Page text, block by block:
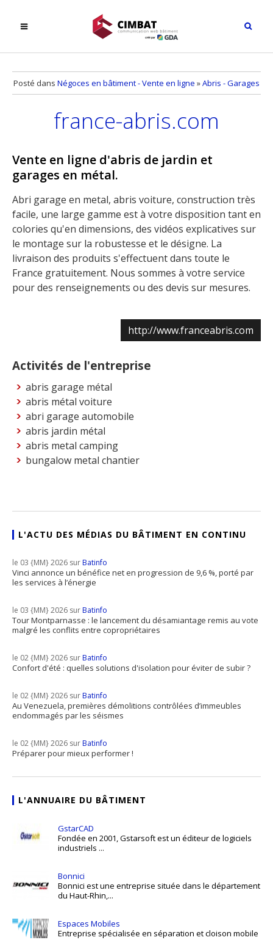
Posté dans Négoces en bâtiment - Vente en ligne »Abris - Garages
france-abris.com
Vente en ligne d'abris de jardin et
garages en métal.
Abri garage en metal, abris voiture, construction très
facile, une large gamme est à votre disposition tant en
colories qu'en dimensions, des vidéos explicatives sur
le montage sur la robustesse et le désigne. La
livraison des produits s'effectuent dans toute le
France gratuitement. Nous sommes à votre service
pour des renseignements ou des devis sur mesures.
http://www.franceabris.com
Activités de l'entreprise
abris garage métal
abris métal voiture
abri garage automobile
abris jardin métal
abris metal camping
bungalow metal chantier
L'ACTU DES MÉDIAS DU BÂTIMENT EN CONTINU
le 03 {MM} 2026 surBatinfo
Vinci annonce un bénéfice net en progression de 9,6 %, porté par
les services à l’énergie
le 03 {MM} 2026 surBatinfo
Tour Montparnasse : le lancement du désamiantage remis au vote
malgré les conflits entre copropriétaires
le 02 {MM} 2026 surBatinfo
Confort d'été : quelles solutions d'isolation pour éviter de subir ?
le 02 {MM} 2026 surBatinfo
Au Venezuela, premières démolitions contrôlées d’immeubles
endommagés par les séismes
le 02 {MM} 2026 surBatinfo
Préparer pour mieux performer !
L'ANNUAIRE DU BÂTIMENT
GstarCAD
Fondée en 2001, Gstarsoft est un éditeur de logiciels
industriels ...
Bonnici
Bonnici est une entreprise située dans le département
du Haut-Rhin,...
Espaces Mobiles
Entreprise spécialisée en séparation et cloison mobile